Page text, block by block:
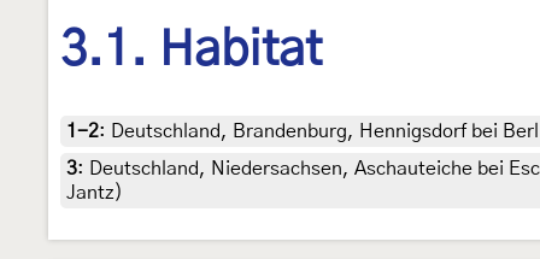
3.1. Habitat
1-2: Deutschland, Brandenburg, Hennigsdorf bei
3: Deutschland, Niedersachsen, Aschauteiche bei
Jantz)